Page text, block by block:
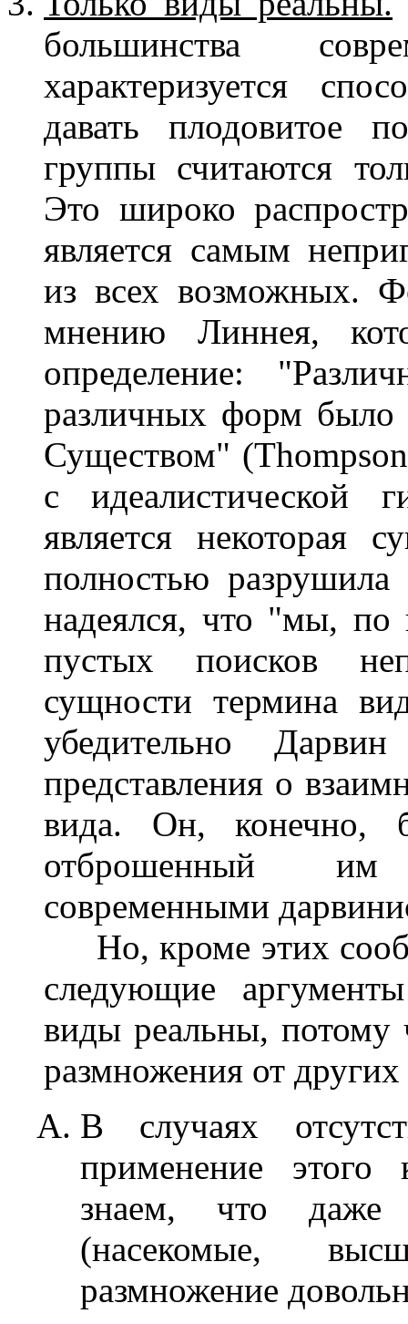
большинства
характеризуется
давать плодовитое
группы считаются
Это широко
является самым
из всех возможных.
мнению Линнея,
определение:
различных форм было
Существом"
с идеалистической
является некоторая
полностью
надеялся, что "мы, по
пустых поисков
сущности термина
убедительно Дарвин
представления о
вида. Он, конечно,
отброшенный им
современными
Но, кроме этих
следующие
виды реальны, потому
размножения от
В случаях
применение
знаем, что даже
(насекомые,
размножение